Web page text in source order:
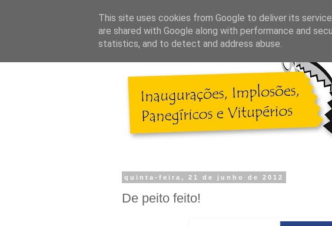
quinta-feira, 21 de junho de 2012
De peito feito!
This site uses cookies from Google to deliver its
are shared with Google along with performance and
statistics, and to detect and address abuse.